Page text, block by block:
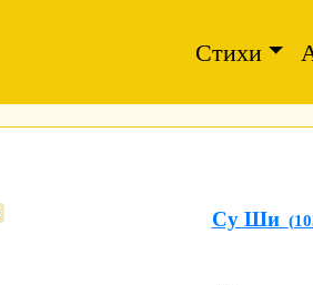
Стихи
Су Ши